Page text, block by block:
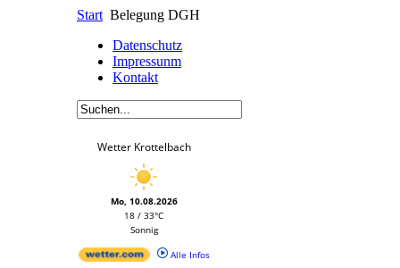
Start Belegung DGH
Datenschutz
Impressunm
Kontakt
Wetter Krottelbach
Mo, 10.08.2026
18 / 33°C
Sonnig
Alle Infos